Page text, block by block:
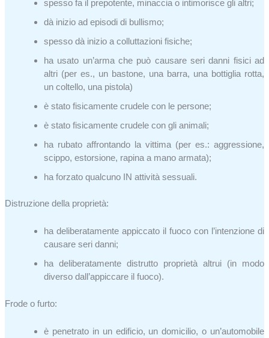
spesso fa il prepotente, minaccia o intimorisce gli altri;
dà inizio ad episodi di bullismo;
spesso dà inizio a colluttazioni fisiche;
ha usato un’arma che può causare seri danni fisici ad
altri (per es., un bastone, una barra, una bottiglia rotta,
un coltello, una pistola)
è stato fisicamente crudele con le persone;
è stato fisicamente crudele con gli animali;
ha rubato affrontando la vittima (per es.: aggressione,
scippo, estorsione, rapina a mano armata);
ha forzato qualcuno IN attività sessuali.
Distruzione della proprietà:
ha deliberatamente appiccato il fuoco con l’intenzione di
causare seri danni;
ha deliberatamente distrutto proprietà altrui (in modo
diverso dall’appiccare il fuoco).
Frode o furto:
è penetrato in un edificio, un domicilio, o un’automobile